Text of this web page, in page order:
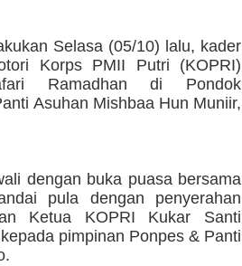
Selasa (05/10) lalu, kader
Korps PMII Putri (KOPRI)
Ramadhan di Pondok
Asuhan Mishbaa Hun Muniir,
dengan buka puasa bersama
pula dengan penyerahan
Ketua KOPRI Kukar Santi
pimpinan Ponpes & Panti